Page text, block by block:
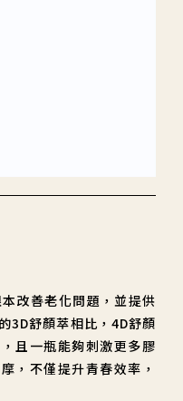
改善老化問題，並提供
3D舒顏萃相比，4D舒顏
且一瓶能夠刺激更多膠
，不僅提升青春效率，